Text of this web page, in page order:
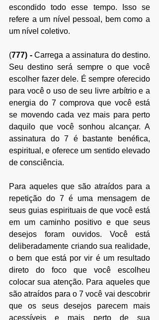
escondido todo esse tempo. Isso se
refere a um nível pessoal, bem como a
um nível coletivo.
(777) - Carrega a assinatura do destino.
Seu destino será sempre o que você
escolher fazer dele. É sempre oferecido
para você o uso de seu livre arbítrio e a
energia do 7 comprova que você está
se movendo cada vez mais para perto
daquilo que você sonhou alcançar. A
assinatura do 7 é bastante benéfica,
espiritual, e oferece um sentido elevado
de consciência.
Para aqueles que são atraídos para a
repetição do 7 é uma mensagem de
seus guias espirituais de que você está
em um caminho positivo e que seus
desejos foram ouvidos. Você está
deliberadamente criando sua realidade,
o bem que está por vir é um resultado
direto do foco que você escolheu
colocar sua atenção. Para aqueles que
são atraídos para o 7 você vai descobrir
que os seus desejos parecem mais
acessíveis e mais perto de sua